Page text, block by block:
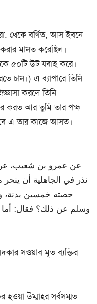
থেকে বর্ণিত, আস ইবনে
মানত করেছিল।
৫০টি উট যবাহ করে।
চান।) এ ব্যাপারে তিনি
করলে তিনি
করত আর তুমি তার পক্ষ
এ তার কাজে আসত।
عن عمرو بن شعيب، عن
نذر في الجاهلية أن
حصته خمسين بدنة،
وسلم عن ذلك؟ فقال: أما
সওয়াব মৃত ব্যক্তির
উম্মাহর সর্বসম্মত